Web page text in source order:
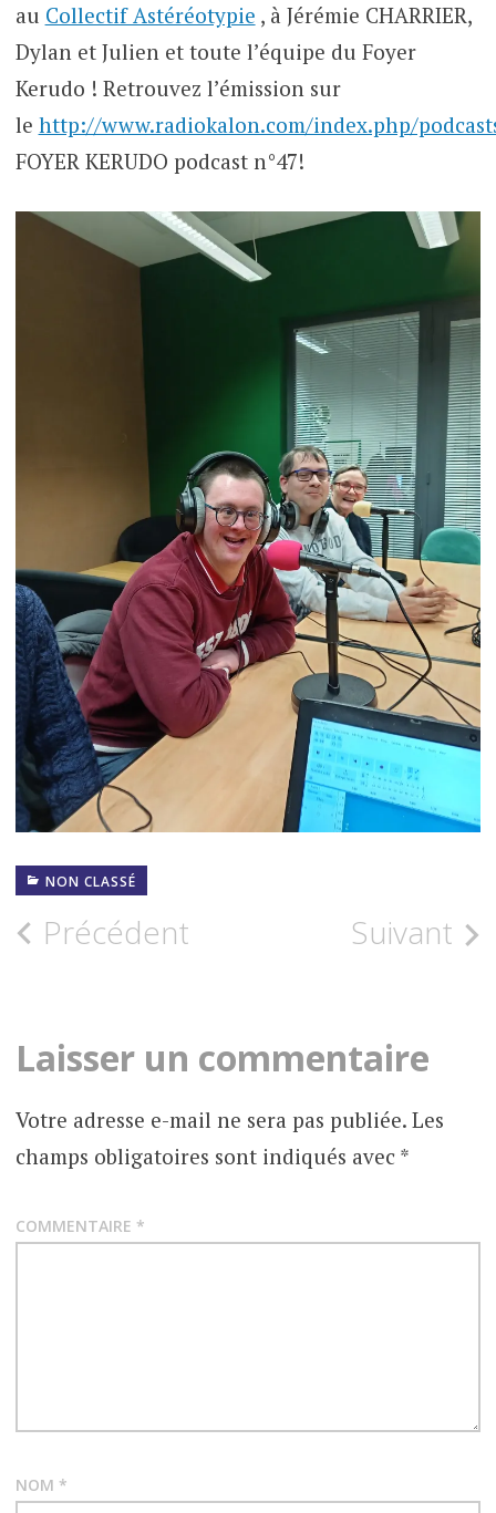
au Collectif Astéréotypie , à Jérémie CHARRIER,
Dylan et Julien et toute l’équipe du Foyer
Kerudo ! Retrouvez l’émission sur
le http://www.radiokalon.com/index.php/
FOYER KERUDO podcast n°47!
NON CLASSÉ
Navigation
articles
Précédent Suivant
Laisser un commentaire
Votre adresse e-mail ne sera pas publiée. Les
champs obligatoires sont indiqués avec *
COMMENTAIRE *
NOM *